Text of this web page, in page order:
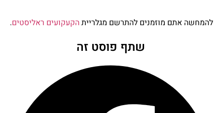
להמחשה אתם מוזמנים להתרשם מגלרייתהקעקועים ראליסטים.
שתף פוסט זה